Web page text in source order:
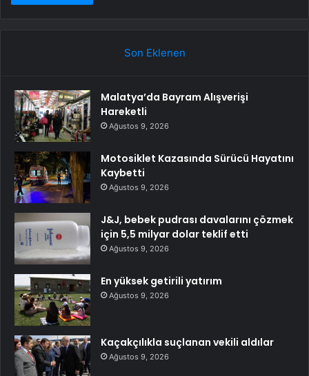
Son Eklenen
Malatya’da Bayram Alışverişi
Hareketli
Ağustos 9, 2026
Motosiklet Kazasında Sürücü Hayatını
Kaybetti
Ağustos 9, 2026
J&J, bebek pudrası davalarını çözmek
için 5,5 milyar dolar teklif etti
Ağustos 9, 2026
En yüksek getirili yatırım
Ağustos 9, 2026
Kaçakçılıkla suçlanan vekili aldılar
Ağustos 9, 2026